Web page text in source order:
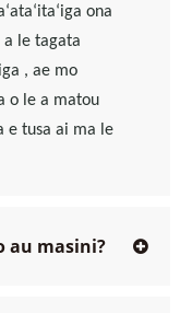
ona
a le tagata
, ae mo
o le a matou
e tusa ai ma le
au masini?